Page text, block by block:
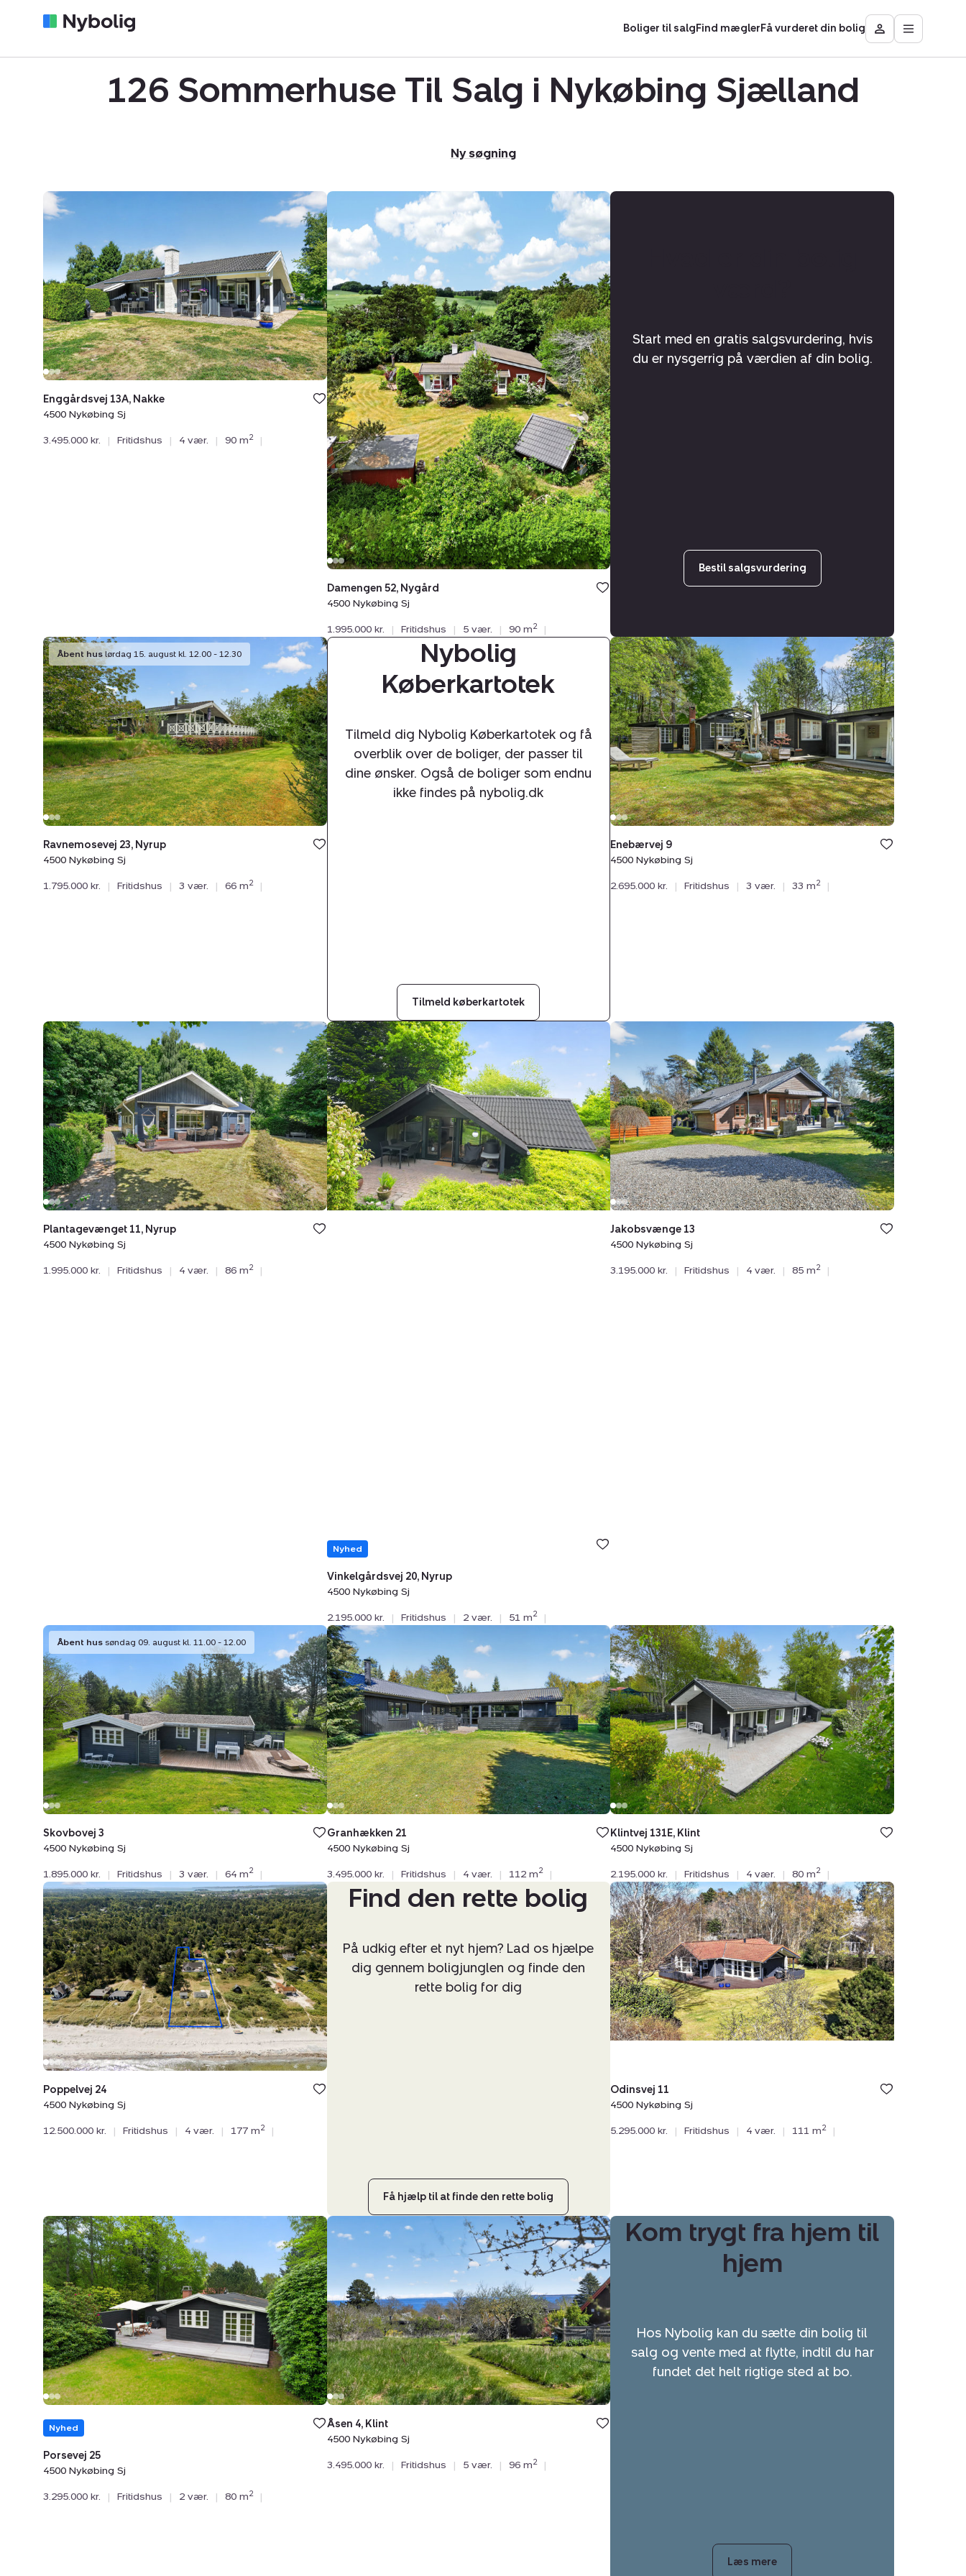
Boliger til salgFind mæglerFå vurderet din bolig
Besøg
Mit
Åbn
126 Sommerhuse Til Salg i Nykøbing Sjælland
Ny søgning
Fritidshus:
Enggårdsvej
Nakke,
4500
Nykøbing
Sj
Enggårdsvej 13A, Nakke
4500 Nykøbing Sj
3.495.000 kr. | Fritidshus | 4 vær. | 90 m2 |
Damengen
52,
Nygård,
4500
Nykøbing
Sj
Damengen 52, Nygård
4500 Nykøbing Sj
1.995.000 kr. | Fritidshus | 5 vær. | 90 m2 |
Start med en gratis salgsvurdering, hvis
du er nysgerrig på værdien af din bolig.
Bestil salgsvurdering
Fritidshus:
Ravnemosevej
23,
Nyrup,
4500
Nykøbing
Sj
Åbent hus lørdag 15. august kl. 12.00 - 12.30
Ravnemosevej 23, Nyrup
4500 Nykøbing Sj
1.795.000 kr. | Fritidshus | 3 vær. | 66 m2 |
Nybolig
Køberkartotek
Tilmeld dig Nybolig Køberkartotek og få
overblik over de boliger, der passer til
dine ønsker. Også de boliger som endnu
ikke findes på nybolig.dk
Tilmeld køberkartotek
Fritidshus:
Enebærvej
9,
4500
Nykøbing
Sj
Enebærvej 9
4500 Nykøbing Sj
2.695.000 kr. | Fritidshus | 3 vær. | 33 m2 |
Fritidshus:
Plantagevænget
11,
Nyrup,
4500
Nykøbing
Sj
Plantagevænget 11, Nyrup
4500 Nykøbing Sj
1.995.000 kr. | Fritidshus | 4 vær. | 86 m2 |
Fritidshus:
Vinkelgårdsvej
20,
Nyrup,
4500
Nykøbing
Sj
Nyhed
Vinkelgårdsvej 20, Nyrup
4500 Nykøbing Sj
2.195.000 kr. | Fritidshus | 2 vær. | 51 m2 |
Fritidshus:
Jakobsvænge
4500
Nykøbing
Sj
Jakobsvænge 13
4500 Nykøbing Sj
3.195.000 kr. | Fritidshus | 4 vær. | 85 m2 |
Fritidshus:
Skovbovej
3,
4500
Nykøbing
Sj
Åbent hus søndag 09. august kl. 11.00 - 12.00
Skovbovej 3
4500 Nykøbing Sj
1.895.000 kr. | Fritidshus | 3 vær. | 64 m2 |
Fritidshus:
Granhækken
21,
4500
Nykøbing
Sj
Granhækken 21
4500 Nykøbing Sj
3.495.000 kr. | Fritidshus | 4 vær. | 112 m2 |
Fritidshus:
Klintvej
131E,
Klint,
4500
Nykøbing
Sj
Klintvej 131E, Klint
4500 Nykøbing Sj
2.195.000 kr. | Fritidshus | 4 vær. | 80 m2 |
Fritidshus:
Poppelvej
24,
4500
Nykøbing
Sj
Poppelvej 24
4500 Nykøbing Sj
12.500.000 kr. | Fritidshus | 4 vær. | 177 m2 |
Find den rette bolig
På udkig efter et nyt hjem? Lad os hjælpe
dig gennem boligjunglen og finde den
rette bolig for dig
Få hjælp til at finde den rette bolig
Fritidshus:
Odinsvej
11,
4500
Nykøbing
Sj
Odinsvej 11
4500 Nykøbing Sj
5.295.000 kr. | Fritidshus | 4 vær. | 111 m2 |
Fritidshus:
Porsevej
25,
4500
Nykøbing
Sj
Nyhed
Porsevej 25
4500 Nykøbing Sj
3.295.000 kr. | Fritidshus | 2 vær. | 80 m2 |
Åsen
Klint,
4500
Nykøbing
Sj
Åsen 4, Klint
4500 Nykøbing Sj
3.495.000 kr. | Fritidshus | 5 vær. | 96 m2 |
Kom trygt fra hjem til
hjem
Hos Nybolig kan du sætte din bolig til
salg og vente med at flytte, indtil du har
fundet det helt rigtige sted at bo.
Læs mere